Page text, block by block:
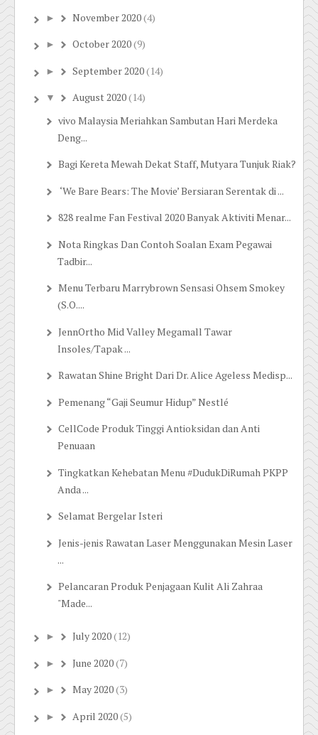
► November 2020(4)
► October 2020(9)
► September 2020(14)
▼ August 2020(14)
vivo Malaysia Meriahkan Sambutan Hari Merdeka
Deng...
Bagi Kereta Mewah Dekat Staff, Mutyara Tunjuk Riak?
‘We Bare Bears: The Movie’ Bersiaran Serentak di ...
828 realme Fan Festival 2020 Banyak Aktiviti Menar...
Nota Ringkas Dan Contoh Soalan Exam Pegawai
Tadbir...
Menu Terbaru Marrybrown Sensasi Ohsem Smokey
(S.O....
JennOrtho Mid Valley Megamall Tawar
Insoles/Tapak ...
Rawatan Shine Bright Dari Dr. Alice Ageless Medisp...
Pemenang “Gaji Seumur Hidup” Nestlé
CellCode Produk Tinggi Antioksidan dan Anti
Penuaan
Tingkatkan Kehebatan Menu #DudukDiRumah PKPP
Anda ...
Selamat Bergelar Isteri
Jenis-jenis Rawatan Laser Menggunakan Mesin Laser
...
Pelancaran Produk Penjagaan Kulit Ali Zahraa
"Made...
► July 2020(12)
► June 2020(7)
► May 2020(3)
► April 2020(5)